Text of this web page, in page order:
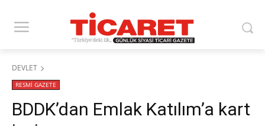
DEVLET
RESMİ GAZETE
BDDK’dan Emlak Katılım’a kart